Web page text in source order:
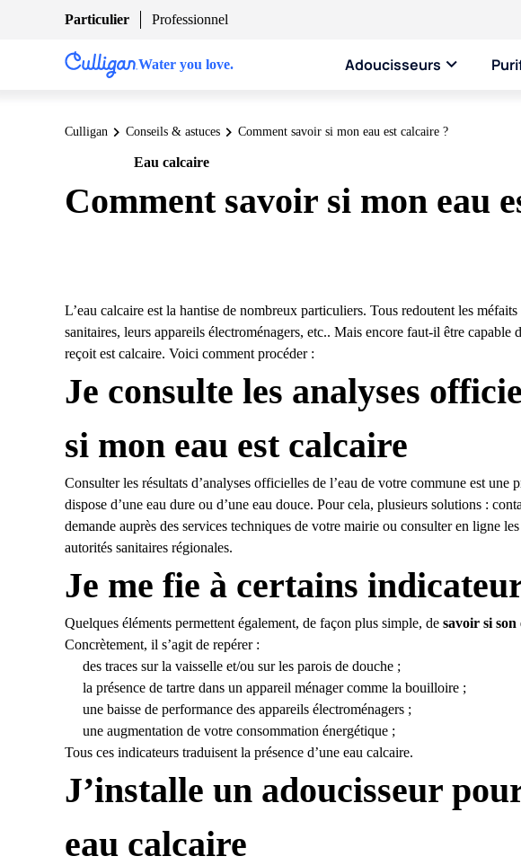
Particulier Professionnel
Water you love. Adoucisseurs
Culligan Conseils & astuces Comment savoir si mon eau est calcaire ?
Eau calcaire
Comment savoir si mon eau
L’eau calcaire est la hantise de nombreux particuliers. Tous redoutent les méfaits
sanitaires, leurs appareils électroménagers, etc.. Mais encore faut-il être capable
reçoit est calcaire. Voici comment procéder :
Je consulte les analyses
si mon eau est calcaire
Consulter les résultats d’analyses officielles de l’eau de votre commune est une
dispose d’une eau dure ou d’une eau douce. Pour cela, plusieurs solutions :
demande auprès des services techniques de votre mairie ou consulter en ligne
autorités sanitaires régionales.
Je me fie à certains
Quelques éléments permettent également, de façon plus simple, de savoir si son
Concrètement, il s’agit de repérer :
des traces sur la vaisselle et/ou sur les parois de douche ;
la présence de tartre dans un appareil ménager comme la bouilloire ;
une baisse de performance des appareils électroménagers ;
une augmentation de votre consommation énergétique ;
Tous ces indicateurs traduisent la présence d’une eau calcaire.
J’installe un adoucisseur
eau calcaire